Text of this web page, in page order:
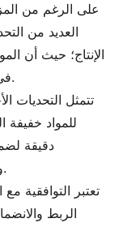
على الرغم من
العديد من
الإنتاج؛ حيث أن
في البداية بسبب العمليات التصنيعية المعقدة.
تتمثل التحديات
للمواد خفيفة
دقيقة
والشروط البيئية المطلوبة على مدى الزمن.
تعتبر التوافقية
الربط